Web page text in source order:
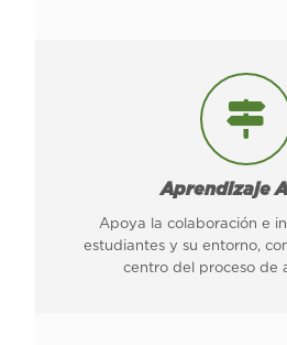
Aprendizaje
Apoya la colaboración e
estudiantes y su entorno,
centro del proceso de